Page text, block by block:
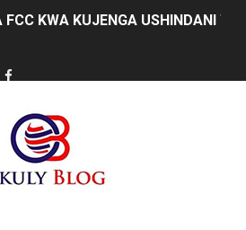
FCC KWA KUJENGA USHINDANI
NAMUNGO WAOMBA
KUONDOA KERO YA USAFIRI